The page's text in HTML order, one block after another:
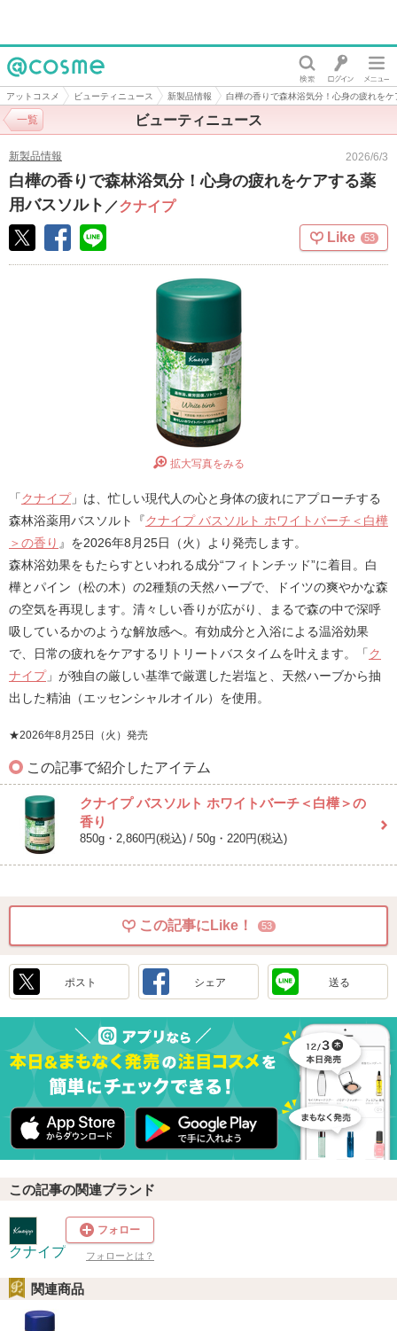
@cosme
アットコスメ ビューティニュース 新製品情報 白樺の香りで森林浴気分！心身の疲れを
ビューティニュース
一覧
新製品情報 2026/6/3
白樺の香りで森林浴気分！心身の疲れをケアする薬
用バスソルト ／クナイプ
Like 53
拡大写真をみる
「クナイプ」は、忙しい現代人の心と身体の疲れにアプローチする
森林浴薬用バスソルト『クナイプ バスソルト ホワイトバーチ＜白樺
＞の香り 』を2026年8月25日（火）より発売します。
森林浴効果をもたらすといわれる成分“フィトンチッド”に着目。白
樺とパイン（松の木）の2種類の天然ハーブで、ドイツの爽やかな森
の空気を再現します。清々しい香りが広がり、まるで森の中で深呼
吸しているかのような解放感へ。有効成分と入浴による温浴効果
で、日常の疲れをケアするリトリートバスタイムを叶えます。「ク
ナイプ」が独自の厳しい基準で厳選した岩塩と、天然ハーブから抽
出した精油（エッセンシャルオイル）を使用。
★2026年8月25日（火）発売
この記事で紹介したアイテム
クナイプ バスソルト ホワイトバーチ＜白樺＞の
香り
850g・2,860円(税込) / 50g・220円(税込)
この記事にLike！ 53
ポスト シェア 送る
この記事の関連ブランド
クナイプ
フォロー
フォローとは？
関連商品